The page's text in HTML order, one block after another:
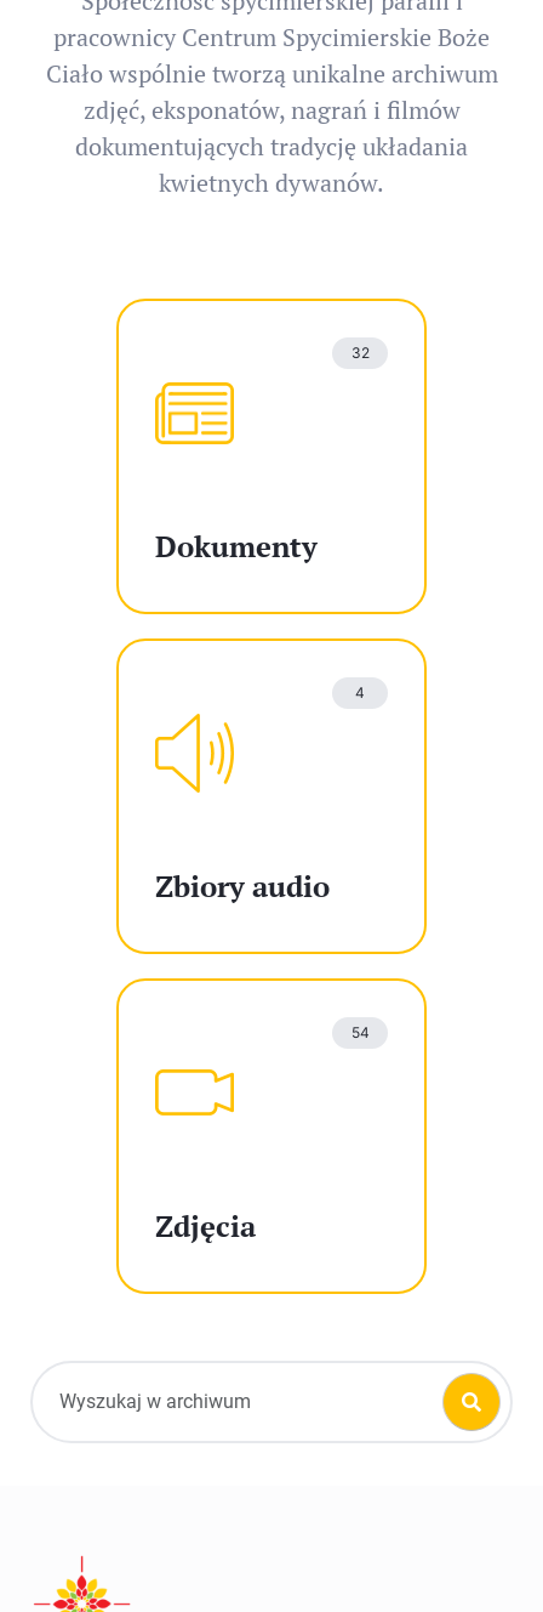
pracownicy Centrum Spycimierskie Boże
Ciało wspólnie tworzą unikalne archiwum
zdjęć, eksponatów, nagrań i filmów
dokumentujących tradycję układania
kwietnych dywanów.
32
Dokumenty
4
Zbiory audio
54
Zdjęcia